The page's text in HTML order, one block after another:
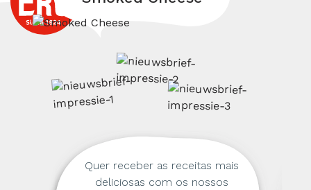
Quer receber as receitas mais
deliciosas com os nossos